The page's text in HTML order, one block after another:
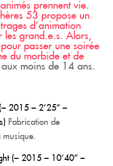
prennent vie.
53 propose un
d’animation
les grand.e.s. Alors,
passer une soirée
du morbide et de
moins de 14 ans.
2015 – 2’25” –
Fabrication de
(– 2015 – 10’40” –